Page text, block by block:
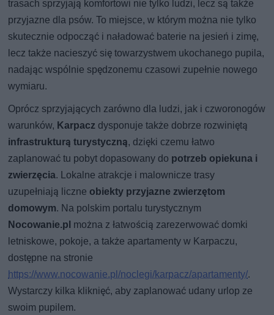
trasach sprzyjają komfortowi nie tylko ludzi, lecz są także
przyjazne dla psów. To miejsce, w którym można nie tylko
skutecznie odpocząć i naładować baterie na jesień i zimę,
lecz także nacieszyć się towarzystwem ukochanego pupila,
nadając wspólnie spędzonemu czasowi zupełnie nowego
wymiaru.
Oprócz sprzyjających zarówno dla ludzi, jak i czworonogów
warunków, Karpacz dysponuje także dobrze rozwiniętą
infrastrukturą turystyczną, dzięki czemu łatwo
zaplanować tu pobyt dopasowany do potrzeb opiekuna i
zwierzęcia. Lokalne atrakcje i malownicze trasy
uzupełniają liczne obiekty przyjazne zwierzętom
domowym. Na polskim portalu turystycznym
Nocowanie.pl można z łatwością zarezerwować domki
letniskowe, pokoje, a także apartamenty w Karpaczu,
dostępne na stronie
https://www.nocowanie.pl/noclegi/karpacz/apartamenty/.
Wystarczy kilka kliknięć, aby zaplanować udany urlop ze
swoim pupilem.